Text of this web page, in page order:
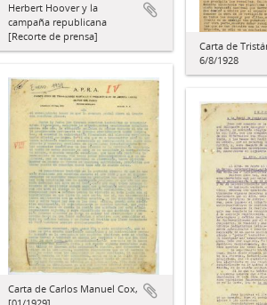
Herbert Hoover y la
campaña republicana
[Recorte de prensa]
Carta de
6/8/1928
Carta de Carlos Manuel Cox,